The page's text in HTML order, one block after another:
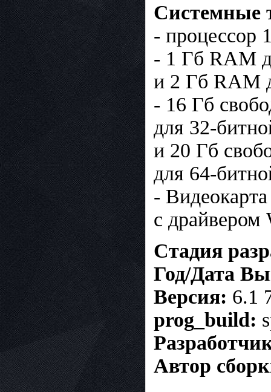
Системные
- процессор
- 1 Гб RAM
и 2 Гб RAM
- 16 Гб
для 32-
и 20 Гб
для 64-
-
с
Стадия
Год/Дата
Версия: 6.1
prog_build:
Автор